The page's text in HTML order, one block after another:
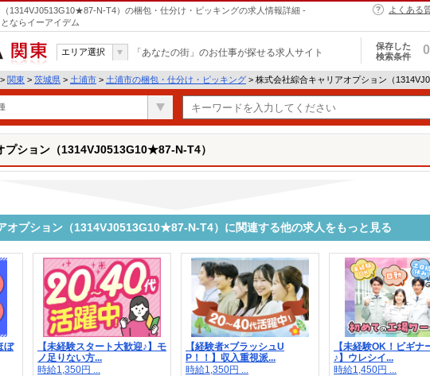
1314VJ0513G10★87-N-T4）の梱包・仕分け・ピッキングの求人情報詳細 -
ならイーアイデム
よくある
関東
エリア選択 「あなたの街」のお仕事が探せる求人サイト
保存した
検索条件
0
> 関東 > 茨城県 > 土浦市 > 土浦市の梱包・仕分け・ピッキング > 株式会社綜合キャリアオプション（
プション（1314VJ0513G10★87-N-T4）
オプション（1314VJ0513G10★87-N-T4）に関連する他の求人をもっと見る
ぼ
【未経験スタート大歓迎♪】モ
ノ足りない方...
時給1,350円 ...
【経験者×ブラッシュU
P！！】収入重視派...
時給1,350円 ...
【未経験OK！ビギナ
♪】ウレシイ...
時給1,450円 ...